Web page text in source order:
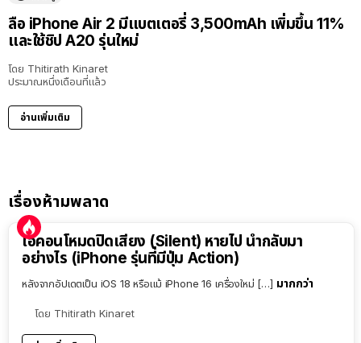
ลือ iPhone Air 2 มีแบตเตอรี่ 3,500mAh เพิ่มขึ้น 11%
และใช้ชิป A20 รุ่นใหม่
โดย Thitirath Kinaret
ประมาณหนึ่งเดือนที่แล้ว
อ่านเพิ่มเติม
เรื่องห้ามพลาด
ไอคอนโหมดปิดเสียง (Silent) หายไป นำกลับมา
อย่างไร (iPhone รุ่นที่มีปุ่ม Action)
หลังจากอัปเดตเป็น iOS 18 หรือแม้ iPhone 16 เครื่องใหม่ […] มากกว่า
โดย Thitirath Kinaret